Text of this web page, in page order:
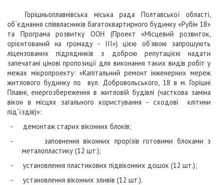
Горішньоплавнівська міська рада Полтавської області,
об`єднання співвласників багатоквартирного будинку «Рубін 18»
та Програма розвитку ООН (Проект «Місцевий розвиток,
орієнтований на громаду - ІІІ») цією об’явою запрошують
ліцензованих підрядників з доброю репутацією надати
запечатані цінові пропозиції для виконання таких видів робіт у
межах мікропроекту:«Капітальний ремонт інженерних мереж
житлового будинку по вул. Добровольського, 18 в м. Горішні
Плавні,енергозбереження в житловій будівлі (часткова заміна
вікон в місцях загального користування - сходові клітини
під`їздів)»:
-
демонтаж старих віконних блоків;
-
заповнення вiконних прорiзiв готовими блоками з
металопластику (12 шт.);
-
установлення пластикових пiдвiконних дошок (12 шт.);
-
установлення віконних зливів (12 шт.).